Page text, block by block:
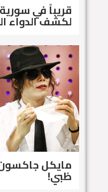
قريباً في
لكشف الدواء
مايكل
ظبي!